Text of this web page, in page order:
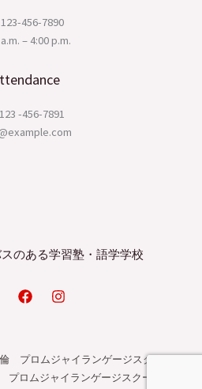
456-7890
– 4:00 p.m.
-456-7891
のある学習塾・語学学校
倫 プロムジャイランゲージスクール |
プロムジャイランゲージスクール.